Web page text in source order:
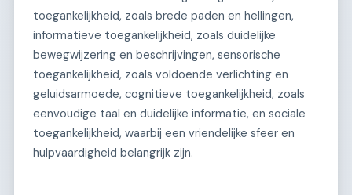
toegankelijkheid, zoals brede paden en hellingen,
informatieve toegankelijkheid, zoals duidelijke
bewegwijzering en beschrijvingen, sensorische
toegankelijkheid, zoals voldoende verlichting en
geluidsarmoede, cognitieve toegankelijkheid, zoals
eenvoudige taal en duidelijke informatie, en sociale
toegankelijkheid, waarbij een vriendelijke sfeer en
hulpvaardigheid belangrijk zijn.